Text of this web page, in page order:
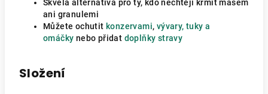
Skvělá alternativa pro ty, kdo nechtějí krmit masem
ani granulemi
Můžete ochutit konzervami, vývary, tuky a
omáčky nebo přidat doplňky stravy
Složení